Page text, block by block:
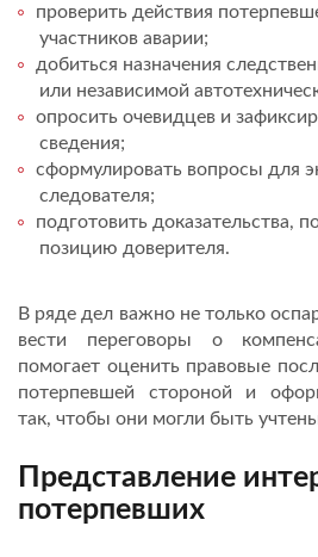
проверить действия
участников аварии;
добиться назначения
или независимой
опросить очевидцев и
сведения;
сформулировать вопросы для
следователя;
подготовить доказательства,
позицию доверителя.
В ряде дел важно не только
вести переговоры о
помогает оценить правовые
потерпевшей стороной и
так, чтобы они могли быть
Представление
потерпевших